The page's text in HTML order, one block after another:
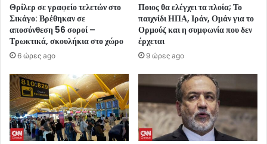
Θρίλερ σε γραφείο τελετών στο
Σικάγο: Βρέθηκαν σε
αποσύνθεση 56 σοροί –
Τρωκτικά, σκουλήκια στο χώρο
6 ώρες ago
Ποιος θα ελέγχει τα πλοία; Το
παιχνίδι ΗΠΑ, Ιράν, Ομάν για το
Ορμούζ και η συμφωνία που δεν
έρχεται
9 ώρες ago